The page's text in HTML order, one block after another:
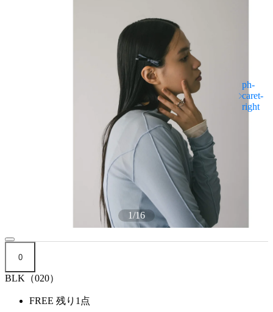
1/16
0
BLK（020）
FREE 残り1点